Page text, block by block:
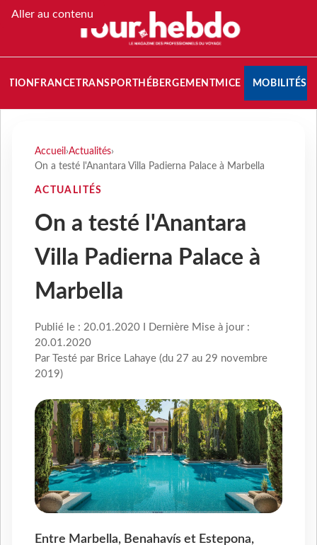
Aller au contenu
FRANCETRANSPORT HÉBERGEMENTMICE MOBILITÉS
Accueil ›Actualités›
On a testé l'Anantara Villa Padierna Palace à Marbella
ACTUALITÉS
On a testé l'Anantara
Villa Padierna Palace à
Marbella
Publié le : 20.01.2020 I Dernière Mise à jour :
20.01.2020
Par Testé par Brice Lahaye (du 27 au 29 novembre
2019)
Entre Marbella, Benahavís et Estepona,